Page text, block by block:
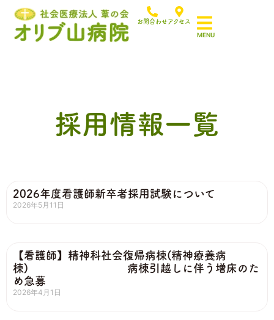
お問合わせアクセス
採用情報一覧
2026年度看護師新卒者採用試験について
2026年5月11日
【看護師】精神科社会復帰病棟(精神療養病
棟) 病棟引越しに伴う増床のた
め急募
2026年4月1日